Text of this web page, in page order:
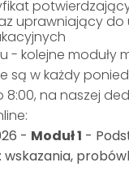
uprawniający do
- kolejne moduły
są w każdy
8:00, na naszej
- Moduł 1 -
wskazania,